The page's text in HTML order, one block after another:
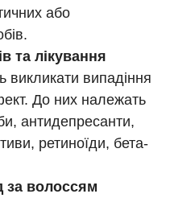
або
та лікування
викликати випадіння
До них належать
антидепресанти,
ретиноїди, бета-
за волоссям